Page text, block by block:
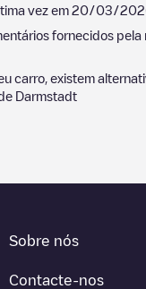
vez em 20/03/
fornecidos
carro, existem
Darmstadt
Sobre nós
Contacte-nos